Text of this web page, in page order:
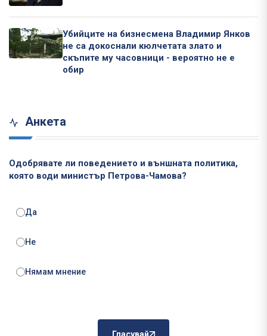
Убийците на бизнесмена Владимир Янков
не са докоснали кюлчетата злато и
скъпите му часовници - вероятно не е
обир
Анкета
Одобрявате ли поведението и външната политика,
която води министър Петрова-Чамова?
Да
Не
Нямам мнение